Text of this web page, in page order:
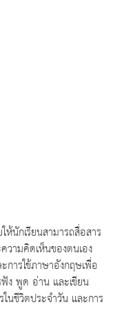
ห้นักเรียนสามารถสื่อสาร
ามคิดเห็นของตนเอง
ารใช้ภาษาอังกฤษเพื่อ
ฟัง พูด อ่าน และเขียน
นชีวิตประจำวัน และการ